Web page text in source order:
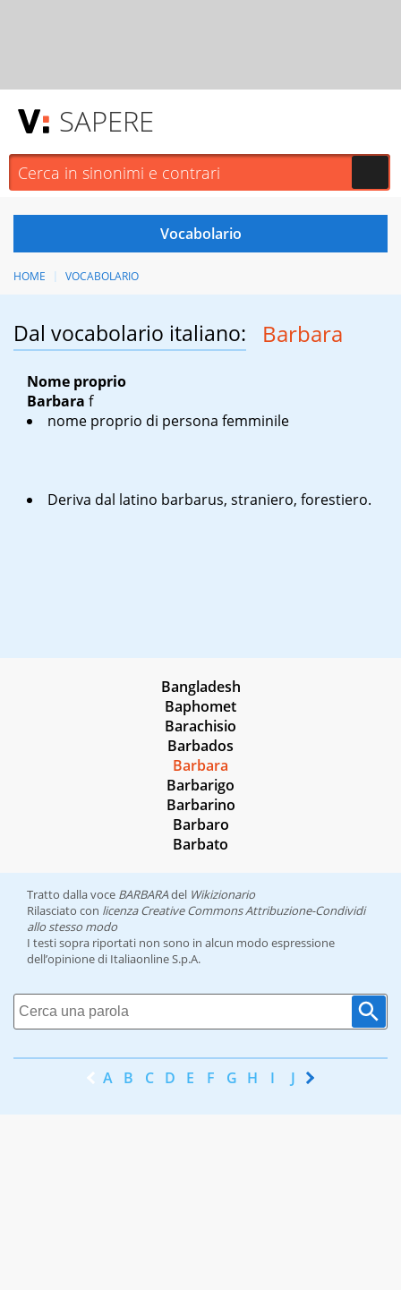
SAPERE
HOME VOCABOLARIO
Dal vocabolario italiano: Barbara
Nome proprio
Barbara f
nome proprio di persona femminile
Deriva dal latino barbarus, straniero, forestiero.
Bangladesh
Baphomet
Barachisio
Barbados
Barbara
Barbarigo
Barbarino
Barbaro
Barbato
Tratto dalla voce BARBARAdel Wikizionario
Rilasciato con licenza Creative Commons Attribuzione-Condividi
allo stesso modo
I testi sopra riportati non sono in alcun modo espressione
dell’opinione di Italiaonline S.p.A.
A B C D E F G H I J K